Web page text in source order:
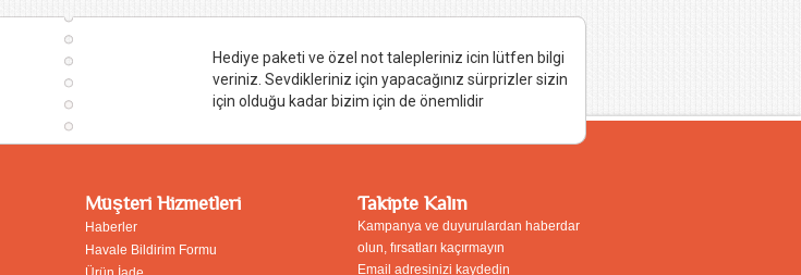
Hediye paketi ve özel not talepleriniz icin lütfen bilgi
veriniz. Sevdikleriniz için yapacağınız sürprizler sizin
için olduğu kadar bizim için de önemlidir
Müşteri Hizmetleri
Haberler
Havale Bildirim Formu
Takipte Kalın
Kampanya ve duyurulardan haberdar
olun, fırsatları kaçırmayın
Email adresinizi kaydedin